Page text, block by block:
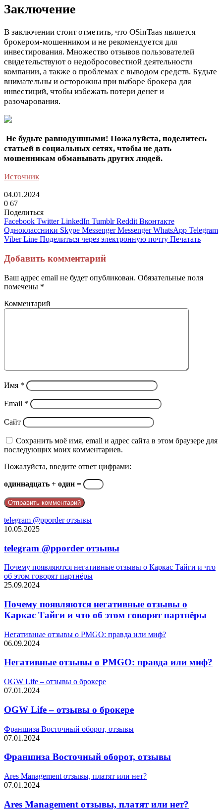
Заключение
В заключении стоит отметить, что OSinTaas является
брокером-мошенником и не рекомендуется для
инвестирования. Множество отзывов пользователей
свидетельствуют о недобросовестной деятельности
компании, а также о проблемах с выводом средств. Будьте
внимательны и осторожны при выборе брокера для
инвестиций, чтобы избежать потери денег и
разочарования.
Не будьте равнодушными! Пожалуйста, поделитесь
статьей в социальных сетях, чтобы не дать
мошенникам обманывать других людей.
Источник
04.01.2024
0 67
Поделиться
Facebook Twitter LinkedIn Tumblr Reddit Вконтакте
Одноклассники Skype Messenger Messenger WhatsApp Telegram
Viber Line Поделиться через электронную почту Печатать
Добавить комментарий
Ваш адрес email не будет опубликован. Обязательные поля
помечены *
Комментарий
Имя *
Email *
Сайт
Сохранить моё имя, email и адрес сайта в этом браузере для
последующих моих комментариев.
Пожалуйста, введите ответ цифрами:
одиннадцать + один =
telegram @pporder отзывы
10.05.2025
telegram @pporder отзывы
Почему появляются негативные отзывы о Каркас Тайги и что
об этом говорят партнёры
25.09.2024
Почему появляются негативные отзывы о
Каркас Тайги и что об этом говорят партнёры
Негативные отзывы о PMGO: правда или миф?
06.09.2024
Негативные отзывы о PMGO: правда или миф?
OGW Life – отзывы о брокере
07.01.2024
OGW Life – отзывы о брокере
Франшиза Восточный оборот, отзывы
07.01.2024
Франшиза Восточный оборот, отзывы
Ares Management отзывы, платят или нет?
07.01.2024
Ares Management отзывы, платят или нет?